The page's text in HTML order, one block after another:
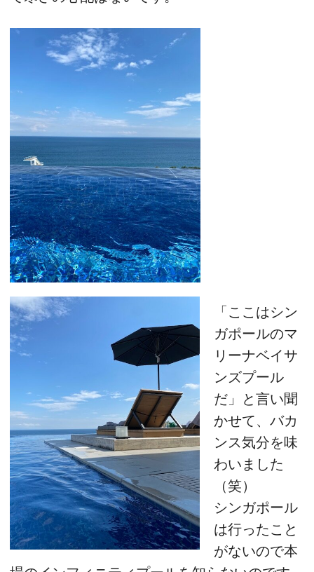
「ここはシン
ガポールのマ
リーナベイサ
ンズプール
だ」と言い聞
かせて、バカ
ンス気分を味
わいました
（笑）
シンガポール
は行ったこと
がないので本